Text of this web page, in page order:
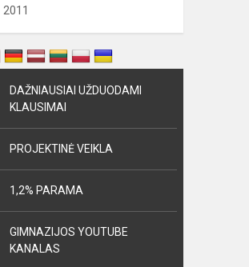
2011
DAŽNIAUSIAI UŽDUODAMI
KLAUSIMAI
PROJEKTINĖ VEIKLA
1,2% PARAMA
GIMNAZIJOS YOUTUBE
KANALAS